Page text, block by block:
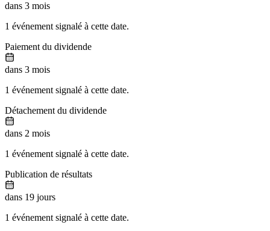
dans 3 mois
1 événement signalé à cette date.
Paiement du dividende
dans 3 mois
1 événement signalé à cette date.
Détachement du dividende
dans 2 mois
1 événement signalé à cette date.
Publication de résultats
dans 19 jours
1 événement signalé à cette date.